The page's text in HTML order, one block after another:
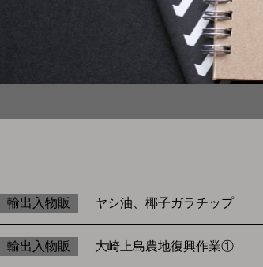
輸出入物販 ヤシ油、椰子ガラチップ
輸出入物販 大崎上島農地復興作業①